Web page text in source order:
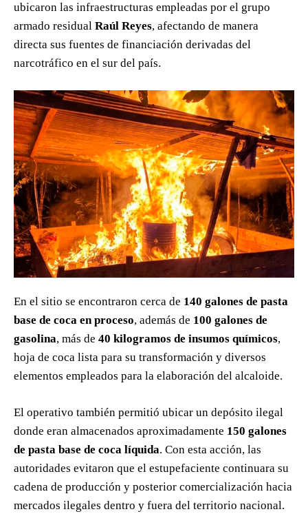
ubicaron las infraestructuras empleadas por el grupo
armado residual Raúl Reyes, afectando de manera
directa sus fuentes de financiación derivadas del
narcotráfico en el sur del país.
En el sitio se encontraron cerca de 140 galones de pasta
base de coca en proceso, además de 100 galones de
gasolina, más de 40 kilogramos de insumos químicos,
hoja de coca lista para su transformación y diversos
elementos empleados para la elaboración del alcaloide.
El operativo también permitió ubicar un depósito ilegal
donde eran almacenados aproximadamente 150 galones
de pasta base de coca líquida. Con esta acción, las
autoridades evitaron que el estupefaciente continuara su
cadena de producción y posterior comercialización hacia
mercados ilegales dentro y fuera del territorio nacional.